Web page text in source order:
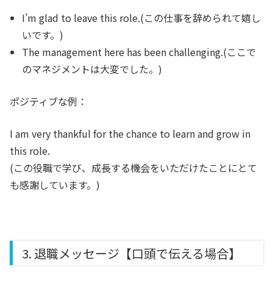
I’m glad to leave this role.(この仕事を辞められて嬉し
いです。)
The management here has been challenging.(ここで
のマネジメントは大変でした。)
ポジティブな例：
I am very thankful for the chance to learn and grow in
this role.
(この役職で学び、成長する機会をいただけたことにとて
も感謝しています。)
3. 退職メッセージ【口頭で伝える場合】